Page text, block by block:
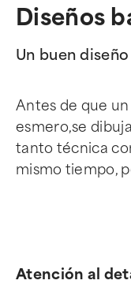
Diseños
Un buen
Antes de que
esmero,se
tanto técnica
mismo tiempo,
Atención al